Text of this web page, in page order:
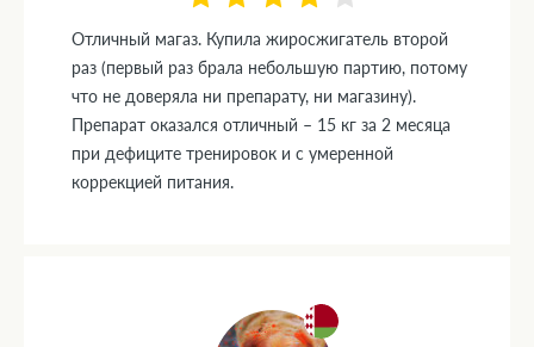
Отличный магаз. Купила жиросжигатель второй
раз (первый раз брала небольшую партию, потому
что не доверяла ни препарату, ни магазину).
Препарат оказался отличный – 15 кг за 2 месяца
при дефиците тренировок и с умеренной
коррекцией питания.